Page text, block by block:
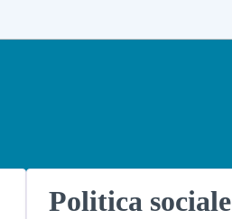
Politica sociale